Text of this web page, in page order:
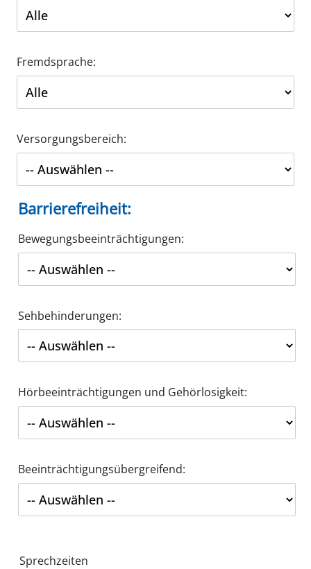
Fremdsprache:
Versorgungsbereich:
Barrierefreiheit:
Bewegungsbeeinträchtigungen:
Sehbehinderungen:
Hörbeeinträchtigungen und Gehörlosigkeit:
Beeinträchtigungsübergreifend:
Sprechzeiten